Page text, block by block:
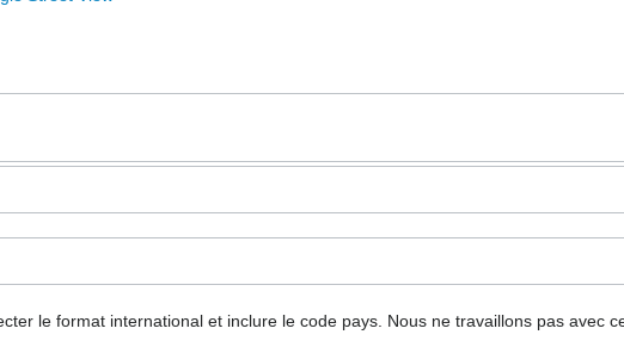
le format international et inclure le code pays. Nous ne travaillons pas avec